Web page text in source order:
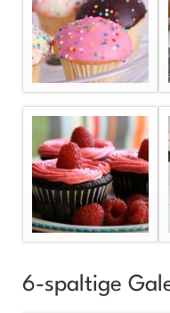
6-spaltige